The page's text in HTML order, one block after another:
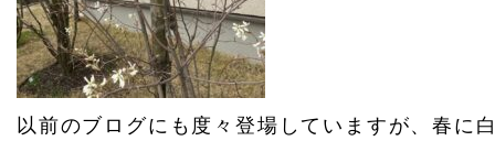
以前のブログにも度々登場していますが、春に